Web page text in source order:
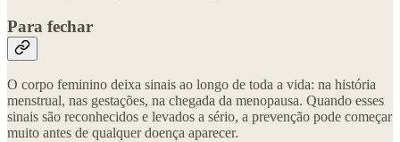
Para fechar
O corpo feminino deixa sinais ao longo de toda a vida: na história
menstrual, nas gestações, na chegada da menopausa. Quando esses
sinais são reconhecidos e levados a sério, a prevenção pode começar
muito antes de qualquer doença aparecer.